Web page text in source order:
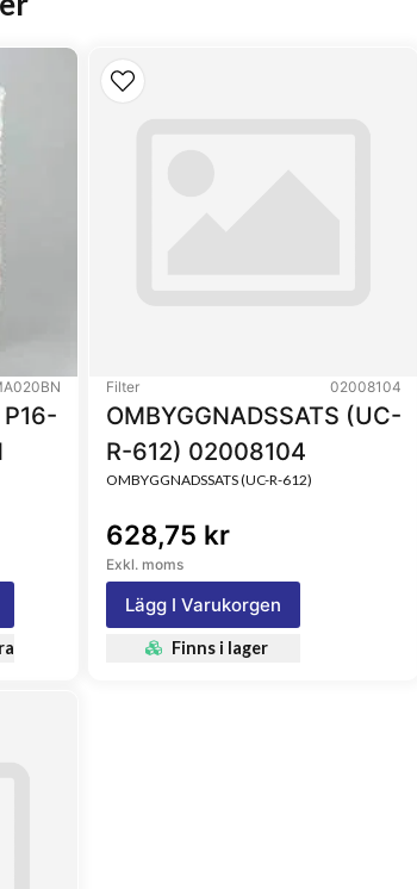
P16-
Filter 02008104
OMBYGGNADSSATS (UC-
R-612) 02008104
OMBYGGNADSSATS (UC-R-612)
628,75 kr
Exkl. moms
Lägg I Varukorgen
Finns i lager